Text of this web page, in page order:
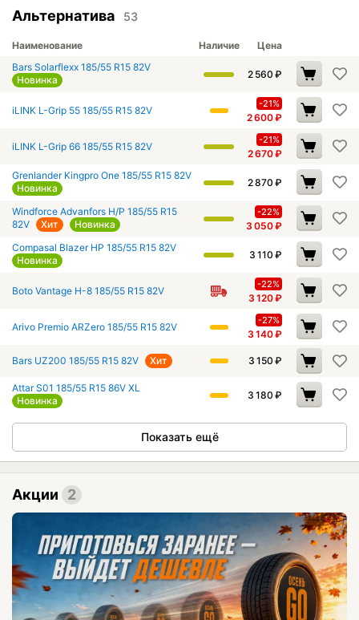
Альтернатива 53
Наименование Наличие
Цена
Bars Solarflexx 185/55 R15 82V
Новинка
2 560 ₽
iLINK L-Grip 55 185/55 R15 82V
-21%
2 600₽
iLINK L-Grip 66 185/55 R15 82V
-21%
2 670₽
Grenlander Kingpro One 185/55 R15 82V
Новинка
2 870 ₽
Windforce Advanfors H/P 185/55 R15
82V
Хит Новинка
-22%
3 050₽
Compasal Blazer HP 185/55 R15 82V
Новинка
3 110 ₽
Boto Vantage H-8 185/55 R15 82V
-22%
3 120₽
Arivo Premio ARZero 185/55 R15 82V
-27%
3 140₽
Bars UZ200 185/55 R15 82V Хит 3 150 ₽
Attar S01 185/55 R15 86V XL
Новинка
3 180 ₽
Показать ещё
Акции 2